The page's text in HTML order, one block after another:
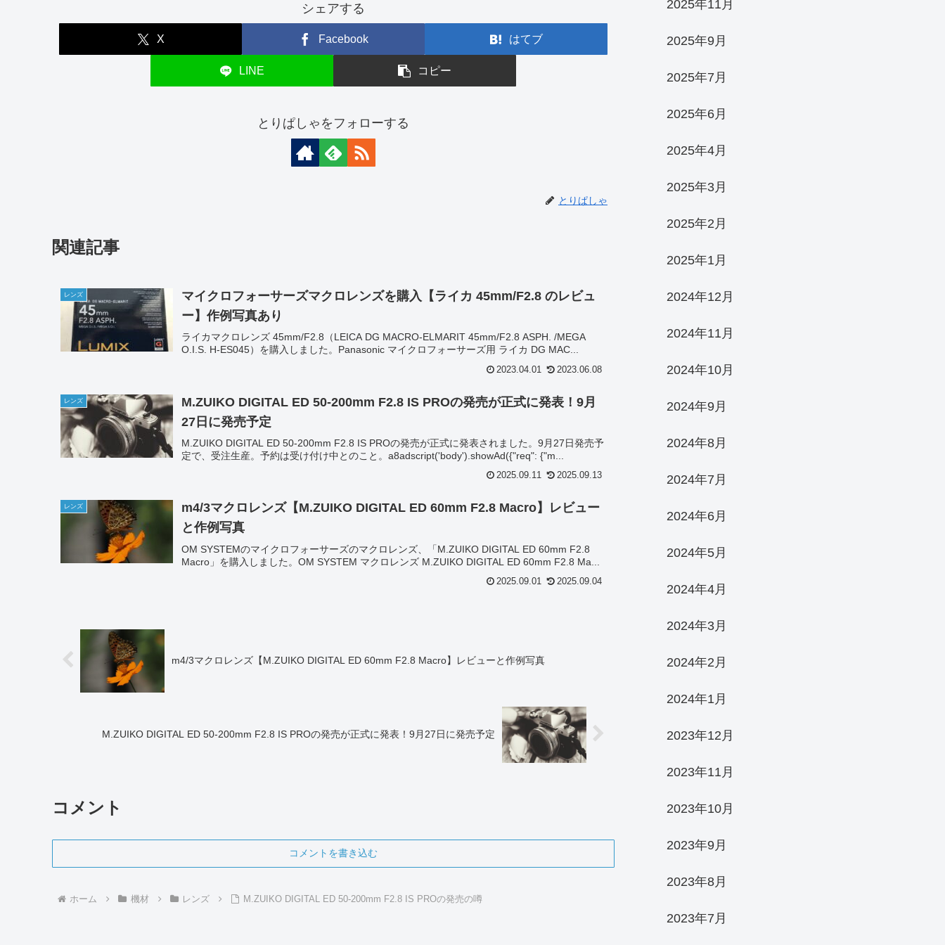
シェアする
X Facebook はてブ
LINE コピー
とりぱしゃをフォローする
とりぱしゃ
関連記事
レンズ
マイクロフォーサーズマクロレンズを購入【ライカ 45mm/F2.8 のレビュ
ー】作例写真あり
ライカマクロレンズ 45mm/F2.8（LEICA DG MACRO-ELMARIT 45mm/F2.8 ASPH. /MEGA
O.I.S. H-ES045）を購入しました。Panasonic マイクロフォーサーズ用 ライカ DG MAC...
2023.04.01 2023.06.08
レンズ
M.ZUIKO DIGITAL ED 50-200mm F2.8 IS PROの発売が正式に発表！9月
27日に発売予定
M.ZUIKO DIGITAL ED 50-200mm F2.8 IS PROの発売が正式に発表されました。9月27日発売予
定で、受注生産。予約は受け付け中とのこと。a8adscript('body').showAd({"req": {"m...
2025.09.11 2025.09.13
レンズ
m4/3マクロレンズ【M.ZUIKO DIGITAL ED 60mm F2.8 Macro】レビュー
と作例写真
OM SYSTEMのマイクロフォーサーズのマクロレンズ、「M.ZUIKO DIGITAL ED 60mm F2.8
Macro」を購入しました。OM SYSTEM マクロレンズ M.ZUIKO DIGITAL ED 60mm F2.8 Ma...
2025.09.01 2025.09.04
m4/3マクロレンズ【M.ZUIKO DIGITAL ED 60mm F2.8 Macro】レビューと作例写真
M.ZUIKO DIGITAL ED 50-200mm F2.8 IS PROの発売が正式に発表！9月27日に発売予定
コメント
コメントを書き込む
ホーム 機材 レンズ M.ZUIKO DIGITAL ED 50-200mm F2.8 IS PROの発売の噂
2025年11月
2025年9月
2025年7月
2025年6月
2025年4月
2025年3月
2025年2月
2025年1月
2024年12月
2024年11月
2024年10月
2024年9月
2024年8月
2024年7月
2024年6月
2024年5月
2024年4月
2024年3月
2024年2月
2024年1月
2023年12月
2023年11月
2023年10月
2023年9月
2023年8月
2023年7月